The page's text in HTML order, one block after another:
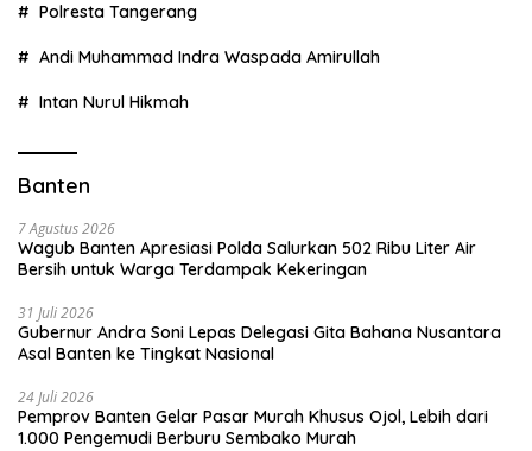
Polresta Tangerang
Andi Muhammad Indra Waspada Amirullah
Intan Nurul Hikmah
Banten
7 Agustus 2026
Wagub Banten Apresiasi Polda Salurkan 502 Ribu Liter Air
Bersih untuk Warga Terdampak Kekeringan
31 Juli 2026
Gubernur Andra Soni Lepas Delegasi Gita Bahana Nusantara
Asal Banten ke Tingkat Nasional
24 Juli 2026
Pemprov Banten Gelar Pasar Murah Khusus Ojol, Lebih dari
1.000 Pengemudi Berburu Sembako Murah